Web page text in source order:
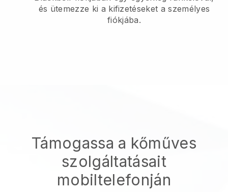
és ütemezze ki a kifizetéseket a személyes
fiókjába.
Támogassa a kőműves
szolgáltatásait
mobiltelefonján